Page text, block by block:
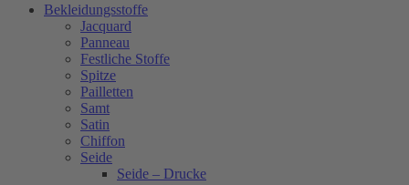
Bekleidungsstoffe
Jacquard
Panneau
Festliche Stoffe
Spitze
Pailletten
Samt
Satin
Chiffon
Seide
Seide – Drucke